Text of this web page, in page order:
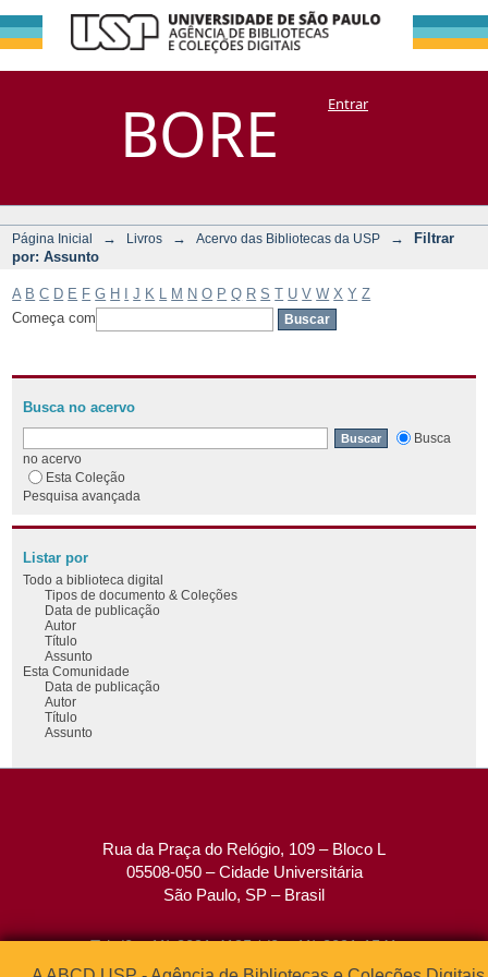
BORE
Filtrar por:
Assunto
DSpace/Manakin + CoriscoEntrar
Página Inicial → Livros → Acervo das Bibliotecas da USP →
Filtrar
por: Assunto
A B C D E F G H J K M N O P Q R S T U V W X Y Z
Começa com
Busca no acervo
Busca
no acervo
Esta Coleção
Pesquisa avançada
Listar por
Todo a biblioteca digital
Tipos de documento & Coleções
Data de publicação
Autor
Título
Assunto
Esta Comunidade
Data de publicação
Autor
Título
Assunto
Rua da Praça do Relógio, 109 – Bloco L
05508-050 – Cidade Universitária
São Paulo, SP – Brasil
Tel: (0xx11) 3091-4195 / (0xx11) 3091-1541
Fax: (0xx11) 3091-1567